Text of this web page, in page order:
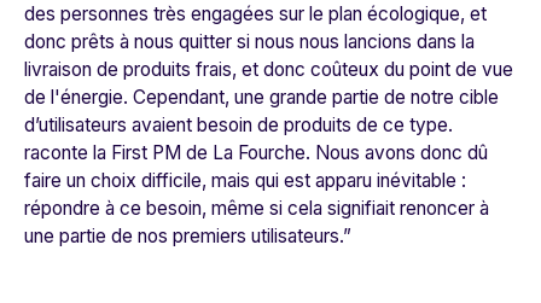
des personnes très engagées sur le plan écologique, et
donc prêts à nous quitter si nous nous lancions dans la
livraison de produits frais, et donc coûteux du point de vue
de l'énergie. Cependant, une grande partie de notre cible
d’utilisateurs avaient besoin de produits de ce type.
raconte la First PM de La Fourche. Nous avons donc dû
faire un choix difficile, mais qui est apparu inévitable :
répondre à ce besoin, même si cela signifiait renoncer à
une partie de nos premiers utilisateurs.”